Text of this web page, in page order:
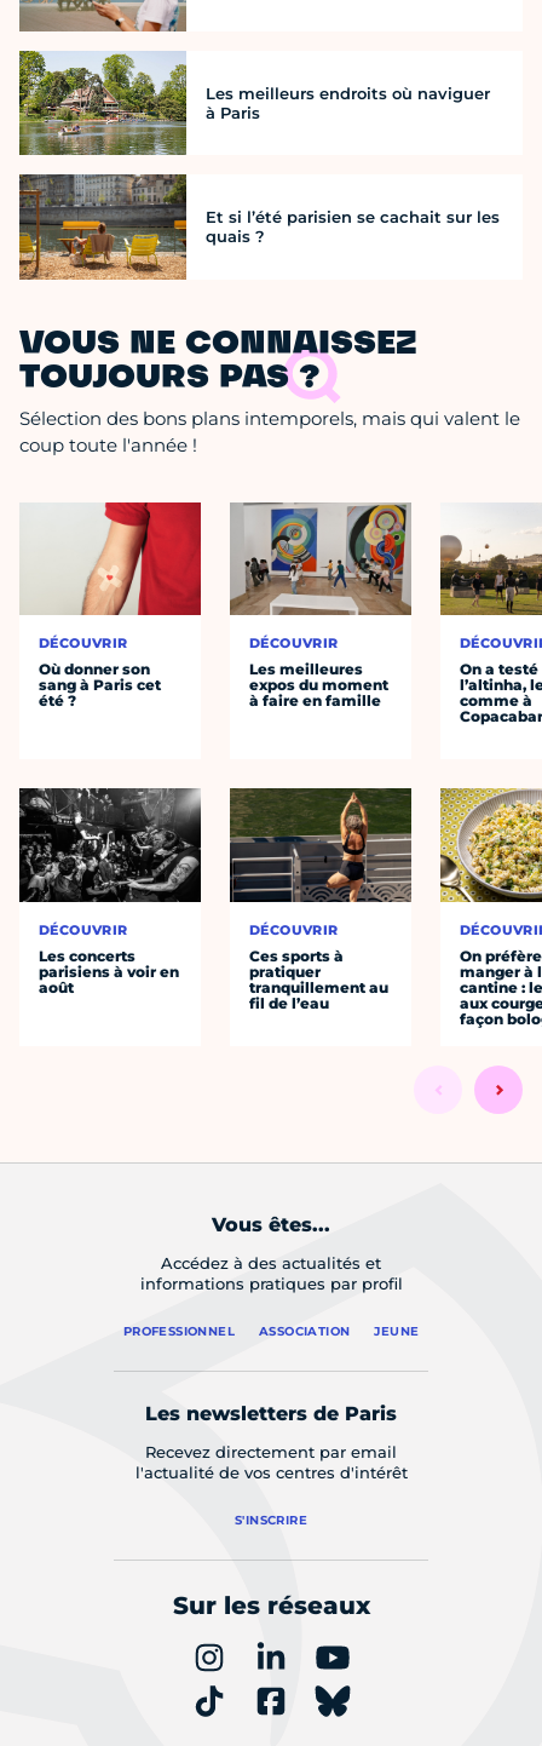
Les meilleurs endroits où naviguer
à Paris
Et si l’été parisien se cachait sur les
quais ?
VOUS NE CONNAISSEZ
TOUJOURS PAS ?
Sélection des bons plans intemporels, mais qui valent le
coup toute l'année !
DÉCOUVRIR
Où donner son
sang à Paris cet
été ?
DÉCOUVRIR
Les concerts
parisiens à voir en
août
DÉCOUVRIR
Les meilleures
expos du moment
à faire en famille
DÉCOUVRIR
Ces sports à
pratiquer
tranquillement au
fil de l’eau
On a testé
l’altinha,
comme à
On préfère
manger à
cantine :
aux
façon
Vous êtes...
Accédez à des actualités et
informations pratiques par profil
PROFESSIONNEL ASSOCIATION JEUNE
Les newsletters de Paris
Recevez directement par email
l'actualité de vos centres d'intérêt
S'INSCRIRE
Sur les réseaux